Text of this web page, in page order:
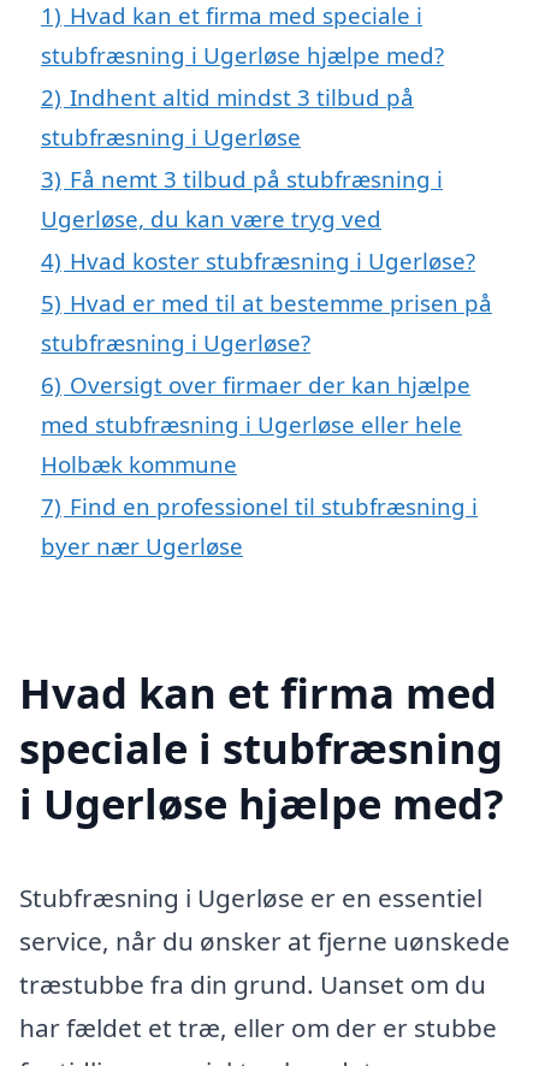
1) Hvad kan et firma med speciale i
stubfræsning i Ugerløse hjælpe med?
2) Indhent altid mindst 3 tilbud på
stubfræsning i Ugerløse
3) Få nemt 3 tilbud på stubfræsning i
Ugerløse, du kan være tryg ved
4) Hvad koster stubfræsning i Ugerløse?
5) Hvad er med til at bestemme prisen på
stubfræsning i Ugerløse?
6) Oversigt over firmaer der kan hjælpe
med stubfræsning i Ugerløse eller hele
Holbæk kommune
7) Find en professionel til stubfræsning i
byer nær Ugerløse
Hvad kan et firma med
speciale i stubfræsning
i Ugerløse hjælpe med?
Stubfræsning i Ugerløse er en essentiel
service, når du ønsker at fjerne uønskede
træstubbe fra din grund. Uanset om du
har fældet et træ, eller om der er stubbe